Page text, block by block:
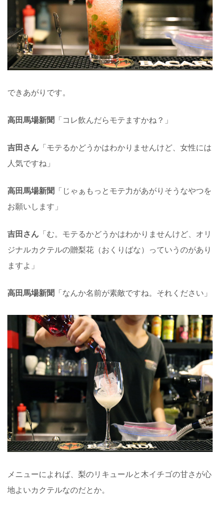
できあがりです。
高田馬場新聞 「コレ飲んだらモテますかね？」
吉田さん 「モテるかどうかはわかりませんけど、女性には
人気ですね」
高田馬場新聞 「じゃぁもっとモテ力があがりそうなやつを
お願いします」
吉田さん 「む。モテるかどうかはわかりませんけど、オリ
ジナルカクテルの贈梨花（おくりばな）っていうのがあり
ますよ」
高田馬場新聞 「なんか名前が素敵ですね。それください」
メニューによれば、梨のリキュールと木イチゴの甘さが心
地よいカクテルなのだとか。